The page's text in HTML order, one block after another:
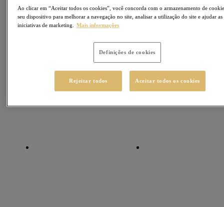
Ao clicar em “Aceitar todos os cookies”, você concorda com o armazenamento de
seu dispositivo para melhorar a navegação no site, analisar a utilização do site e ajudar as
iniciativas de marketing. Mais informações
Definições de cookies
Rejeitar todos Aceitar todos os cookies